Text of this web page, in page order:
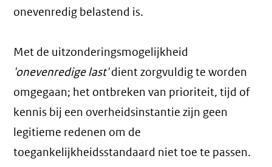
onevenredig belastend is.
Met de uitzonderingsmogelijkheid
'onevenredige last'dient zorgvuldig te worden
omgegaan; het ontbreken van prioriteit, tijd of
kennis bij een overheidsinstantie zijn geen
legitieme redenen om de
toegankelijkheidsstandaard niet toe te passen.